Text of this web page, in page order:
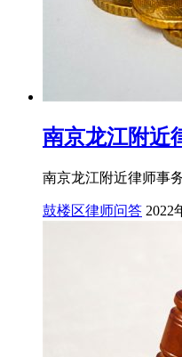
南京龙江附近
南京龙江附近律师事
鼓楼区律师问答 2022